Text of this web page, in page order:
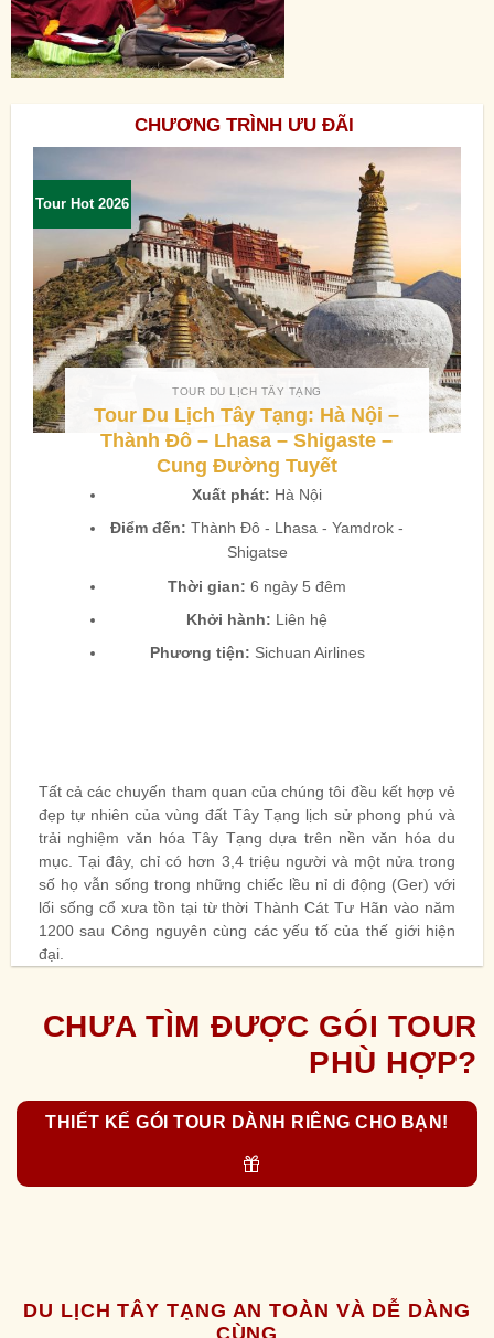
CHƯƠNG TRÌNH ƯU ĐÃI
Tour Hot 2026
TOUR DU LỊCH TÂY TẠNG
Tour Du Lịch Tây Tạng: Hà Nội –
Thành Đô – Lhasa – Shigaste –
Cung Đường Tuyết
Xuất phát: Hà Nội
Điểm đến: Thành Đô - Lhasa - Yamdrok -
Shigatse
Thời gian: 6 ngày 5 đêm
Khởi hành: Liên hệ
Phương tiện: Sichuan Airlines
Tất cả các chuyến tham quan của chúng tôi đều kết hợp vẻ
đẹp tự nhiên của vùng đất Tây Tạng lịch sử phong phú và
trải nghiệm văn hóa Tây Tạng dựa trên nền văn hóa du
mục. Tại đây, chỉ có hơn 3,4 triệu người và một nửa trong
số họ vẫn sống trong những chiếc lều nỉ di động (Ger) với
lối sống cổ xưa tồn tại từ thời Thành Cát Tư Hãn vào năm
1200 sau Công nguyên cùng các yếu tố của thế giới hiện
đại.
CHƯA TÌM ĐƯỢC GÓI TOUR
PHÙ HỢP?
THIẾT KẾ GÓI TOUR DÀNH RIÊNG CHO BẠN!
DU LỊCH TÂY TẠNG AN TOÀN VÀ DỄ DÀNG